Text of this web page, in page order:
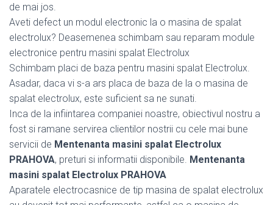
de mai jos.
Aveti defect un modul electronic la o masina de spalat
electrolux? Deasemenea schimbam sau reparam module
electronice pentru masini spalat Electrolux
Schimbam placi de baza pentru masini spalat Electrolux.
Asadar, daca vi s-a ars placa de baza de la o masina de
spalat electrolux, este suficient sa ne sunati.
Inca de la infiintarea companiei noastre, obiectivul nostru a
fost si ramane servirea clientilor nostrii cu cele mai bune
servicii de Mentenanta masini spalat Electrolux
PRAHOVA, preturi si informatii disponibile. Mentenanta
masini spalat Electrolux PRAHOVA
Aparatele electrocasnice de tip masina de spalat electrolux